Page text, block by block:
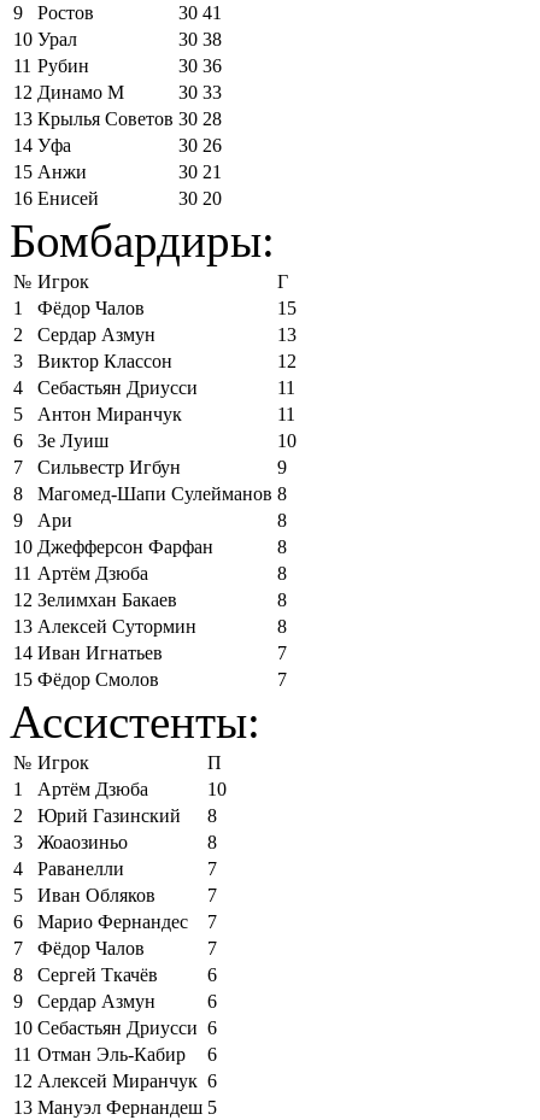
9
Ростов 30 41
10 Урал 30 38
11 Рубин 30 36
12 Динамо М 30 33
13 Крылья Советов 30 28
14 Уфа 30 26
15 Анжи 30 21
16 Енисей 30 20
Бомбардиры:
№ Игрок
Г
1
Фёдор Чалов
15
2
Сердар Азмун
13
3
Виктор Классон
12
4
Себастьян Дриусси
11
5
Антон Миранчук
11
6
Зе Луиш
10
7
Сильвестр Игбун
9
8
Магомед-Шапи Сулейманов 8
9
Ари
8
10 Джефферсон Фарфан
8
11 Артём Дзюба
8
12 Зелимхан Бакаев
8
13 Алексей Сутормин
8
14 Иван Игнатьев
7
15 Фёдор Смолов 7
Ассистенты:
№ Игрок
П
1
Артём Дзюба
10
2
Юрий Газинский
8
3
Жоаозиньо
8
4
Раванелли
7
5
Иван Обляков
7
6
Марио Фернандес
7
7
Фёдор Чалов
7
8
Сергей Ткачёв
6
9
Сердар Азмун
6
10 Себастьян Дриусси 6
11 Отман Эль-Кабир
6
12 Алексей Миранчук 6
13 Мануэл Фернандеш 5